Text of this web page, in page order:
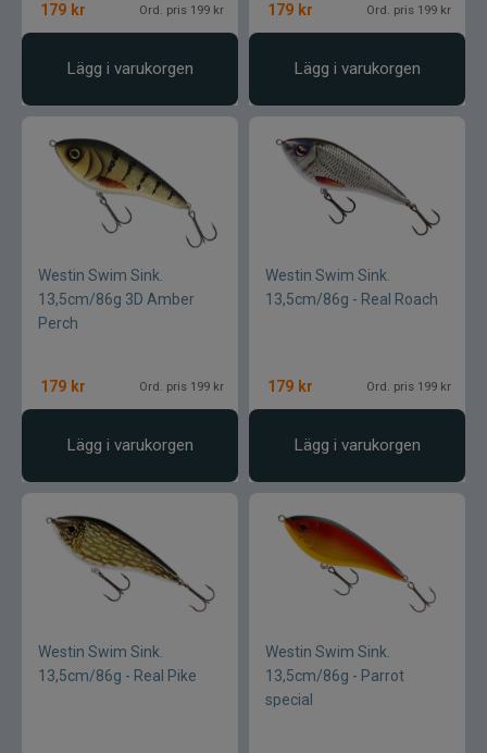
179 kr Ord. pris 199 kr
Lägg i varukorgen
179 kr Ord. pris 199 kr
Lägg i varukorgen
Westin Swim Sink.
13,5cm/86g 3D Amber
Perch
179 kr Ord. pris 199 kr
Lägg i varukorgen
Westin Swim Sink.
13,5cm/86g - Real Roach
179 kr Ord. pris 199 kr
Lägg i varukorgen
Westin Swim Sink.
13,5cm/86g - Real Pike
Westin Swim Sink.
13,5cm/86g - Parrot
special